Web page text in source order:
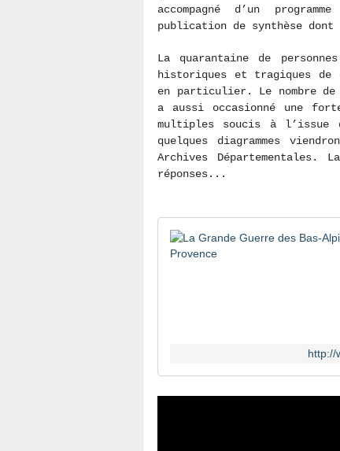
accompagné d’un
publication de synthèse dont
La quarantaine de
historiques et tragiques de
en particulier. Le nombre de
a aussi occasionné une
multiples soucis à l’issue
quelques diagrammes
Archives
réponses...
http://